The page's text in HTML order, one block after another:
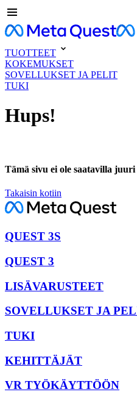
TUOTTEET
KOKEMUKSET
SOVELLUKSET JA PELIT
TUKI
Hups!
Tämä sivu ei ole saatavilla
Takaisin kotiin
QUEST 3S
QUEST 3
LISÄVARUSTEET
SOVELLUKSET JA
TUKI
KEHITTÄJÄT
VR TYÖKÄYTTÖÖN